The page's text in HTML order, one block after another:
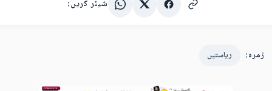
شیئر کریں:
زمرہ: ریاستیں